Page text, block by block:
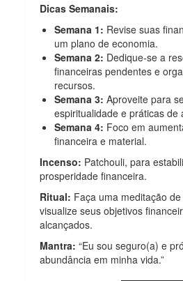
Dicas Semanais:
Semana 1: Revise suas
um plano de economia.
Semana 2: Dedique-se a
financeiras pendentes e
recursos.
Semana 3: Aproveite para
espiritualidade e práticas de
Semana 4: Foco em
financeira e material.
Incenso: Patchouli, para
prosperidade financeira.
Ritual: Faça uma meditação
visualize seus objetivos
alcançados.
Mantra: “Eu sou seguro(a) e
abundância em minha vida.”